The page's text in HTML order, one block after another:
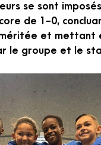
se sont
de 1-0,
et mettant
le groupe et le